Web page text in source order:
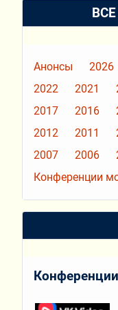
Анонсы 2026
2022
2021
2017
2016
2012
2011
2007
2006
Конференции
Конференции